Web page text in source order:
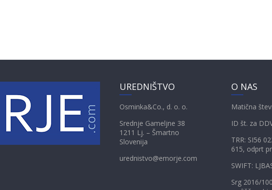
UREDNIŠTVO
Osminka&Co., d. o. o.
Srednje Gameljne 38
1211 Lj. – Šmartno
Slovenija
urednistvo@emorje.com
O NAS
Matična
ID št. za
TRR: SI56
615, odprt
SWIFT:
Srg 2016/